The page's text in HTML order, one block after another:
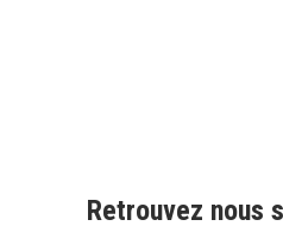
Retrouvez nous